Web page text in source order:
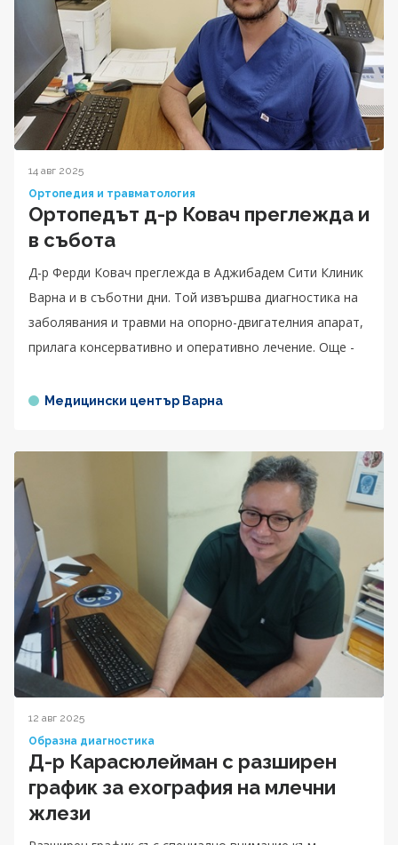
14 авг 2025
Ортопедия и травматология
Ортопедът д-р Ковач преглежда и
в събота
Д-р Ферди Ковач преглежда в Аджибадем Сити Клиник
Варна и в съботни дни. Той извършва диагностика на
заболявания и травми на опорно-двигателния апарат,
прилага консервативно и оперативно лечение. Още -
Медицински център Варна
12 авг 2025
Образна диагностика
Д-р Карасюлейман с разширен
график за ехография на млечни
жлези